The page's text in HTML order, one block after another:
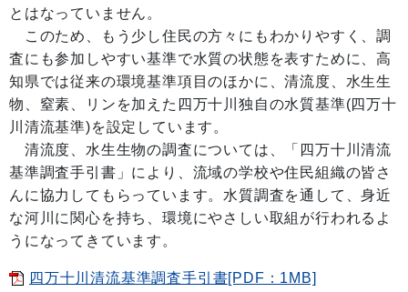
とはなっていません。
このため、もう少し住民の方々にもわかりやすく、調
査にも参加しやすい基準で水質の状態を表すために、高
知県では従来の環境基準項目のほかに、清流度、水生生
物、窒素、リンを加えた四万十川独自の水質基準(四万十
川清流基準)を設定しています。
清流度、水生生物の調査については、「四万十川清流
基準調査手引書」により、流域の学校や住民組織の皆さ
んに協力してもらっています。水質調査を通して、身近
な河川に関心を持ち、環境にやさしい取組が行われるよ
うになってきています。
四万十川清流基準調査手引書[PDF：1MB]